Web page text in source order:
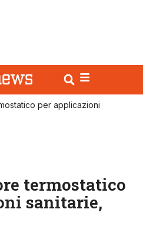
per applicazioni
termostatico
sanitarie,